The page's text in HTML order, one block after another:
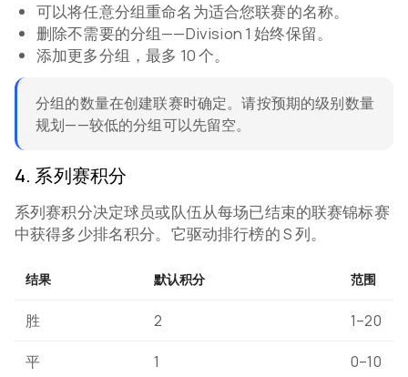
可以将任意分组重命名为适合您联赛的名称。
删除不需要的分组——Division 1 始终保留。
添加更多分组，最多 10 个。
分组的数量在创建联赛时确定。请按预期的级别数量
规划——较低的分组可以先留空。
4. 系列赛积分
系列赛积分决定球员或队伍从每场已结束的联赛锦标赛
中获得多少排名积分。它驱动排行榜的 S 列。
结果 默认积分 范围
胜 2 1–20
平 1 0–10